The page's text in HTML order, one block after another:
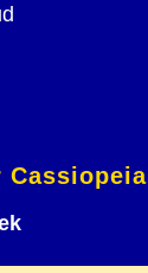
Cassiopeia